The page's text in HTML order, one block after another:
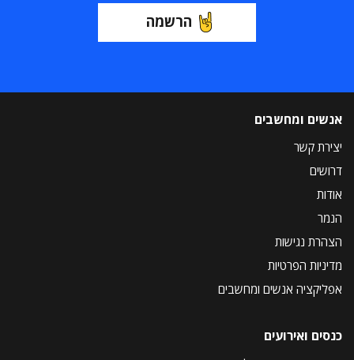
הרשמה
אנשים ומחשבים
יצירת קשר
דרושים
אודות
הנמר
הצהרת נגישות
מדיניות הפרטיות
אפליקציה אנשים ומחשבים
כנסים ואירועים